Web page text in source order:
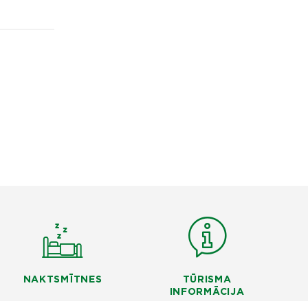
NAKTSMĪTNES
TŪRISMA
INFORMĀCIJA